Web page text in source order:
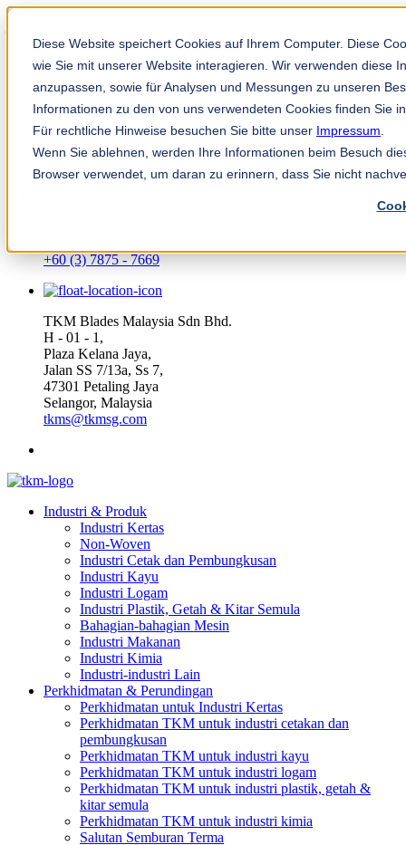
Diese Website speichert Cookies auf Ihrem Computer. Diese
wie Sie mit unserer Website interagieren. Wir verwenden diese
anzupassen, sowie für Analysen und Messungen zu unseren
Informationen zu den von uns verwendeten Cookies finden Sie
Für rechtliche Hinweise besuchen Sie bitte unser Impressum
Wenn Sie ablehnen, werden Ihre Informationen beim Besuch
Browser verwendet, um daran zu erinnern, dass Sie nicht
Solution Finder
TKM App
ms
+60 (3) 7875 - 7669
TKM Blades Malaysia Sdn Bhd.
H - 01 - 1,
Plaza Kelana Jaya,
Jalan SS 7/13a, Ss 7,
47301 Petaling Jaya
Selangor, Malaysia
tkms@tkmsg.com
Industri & Produk
Industri Kertas
Non-Woven
Industri Cetak dan Pembungkusan
Industri Kayu
Industri Logam
Industri Plastik, Getah & Kitar Semula
Bahagian-bahagian Mesin
Industri Makanan
Industri Kimia
Industri-industri Lain
Perkhidmatan & Perundingan
Perkhidmatan untuk Industri Kertas
Perkhidmatan TKM untuk industri cetakan dan
pembungkusan
Perkhidmatan TKM untuk industri kayu
Perkhidmatan TKM untuk industri logam
Perkhidmatan TKM untuk industri plastik, getah &
kitar semula
Perkhidmatan TKM untuk industri kimia
Salutan Semburan Terma